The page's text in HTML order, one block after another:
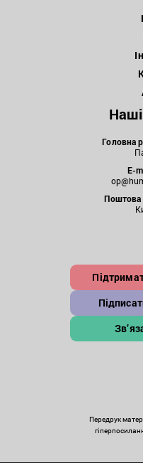
Головна
E-
Поштова
Передрук